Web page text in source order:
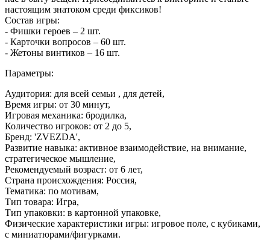
настоящим знатоком среди фиксиков!
Состав игры:
- Фишки героев – 2 шт.
- Карточки вопросов – 60 шт.
- Жетоны винтиков – 16 шт.
Параметры:
Аудитория: для всей семьи , для детей,
Время игры: от 30 минут,
Игровая механика: бродилка,
Количество игроков: от 2 до 5,
Бренд: 'ZVEZDA',
Развитие навыка: активное взаимодействие, на внимание,
стратегическое мышление,
Рекомендуемый возраст: от 6 лет,
Страна происхождения: Россия,
Тематика: по мотивам,
Тип товара: Игра,
Тип упаковки: в картонной упаковке,
Физические характеристики игры: игровое поле, с кубиками,
с миниатюрами/фигурками.